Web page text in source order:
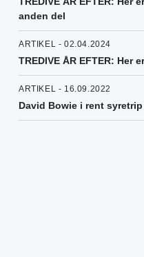
anden del
ARTIKEL - 02.04.2024
TREDIVE ÅR EFTER: Her
ARTIKEL - 16.09.2022
David Bowie i rent